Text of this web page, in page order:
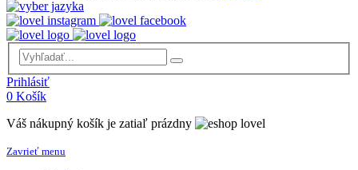
Prihlásiť
0 Košík
Váš nákupný košík je zatiaľ prázdny
Zavrieť menu